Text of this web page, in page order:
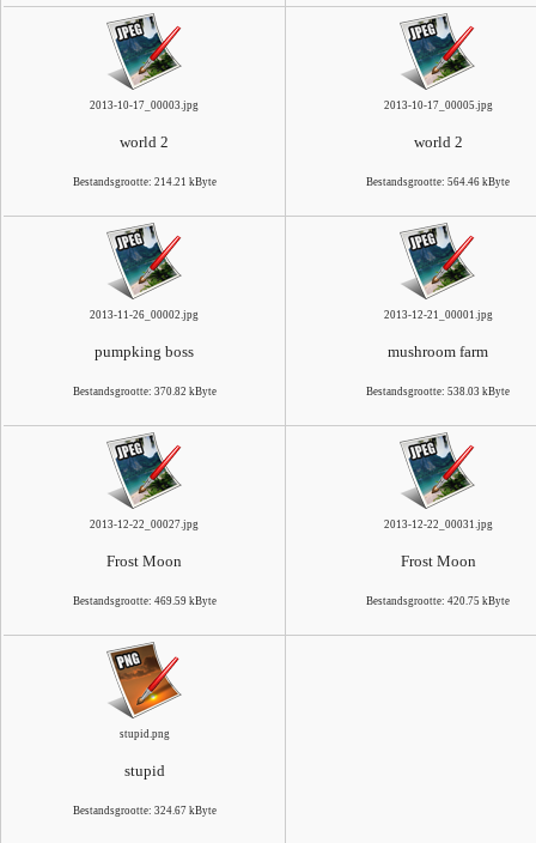
2013-10-17_00003.jpg
world 2
Bestandsgrootte: 214.21 kByte
2013-10-17_00005.jpg
world 2
Bestandsgrootte: 564.46 kByte
2013-11-26_00002.jpg
pumpking boss
Bestandsgrootte: 370.82 kByte
2013-12-21_00001.jpg
mushroom farm
Bestandsgrootte: 538.03 kByte
2013-12-22_00027.jpg
Frost Moon
Bestandsgrootte: 469.59 kByte
2013-12-22_00031.jpg
Frost Moon
Bestandsgrootte: 420.75 kByte
stupid.png
stupid
Bestandsgrootte: 324.67 kByte